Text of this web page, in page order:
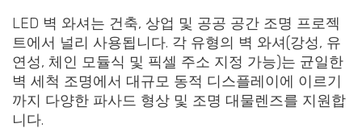
LED 벽 와셔는 건축, 상업 및 공공 공간 조명 프로젝
트에서 널리 사용됩니다. 각 유형의 벽 와셔(강성, 유
연성, 체인 모듈식 및 픽셀 주소 지정 가능)는 균일한
벽 세척 조명에서 대규모 동적 디스플레이에 이르기
까지 다양한 파사드 형상 및 조명 대물렌즈를 지원합
니다.